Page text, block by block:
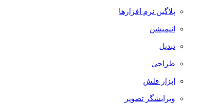
پلاگین نرم افزارها
انیمیشن
تبدیل
طراحی
ابزار فلش
ویرایشگر تصویر